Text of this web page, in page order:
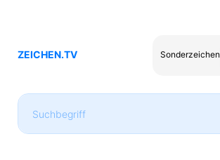
ZEICHEN.TV Sonderzeichen